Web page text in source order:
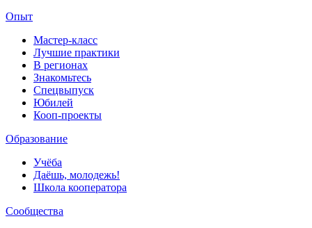
Опыт
Мастер-класс
Лучшие практики
В регионах
Знакомьтесь
Спецвыпуск
Юбилей
Кооп-проекты
Образование
Учёба
Даёшь, молодежь!
Школа кооператора
Сообщества